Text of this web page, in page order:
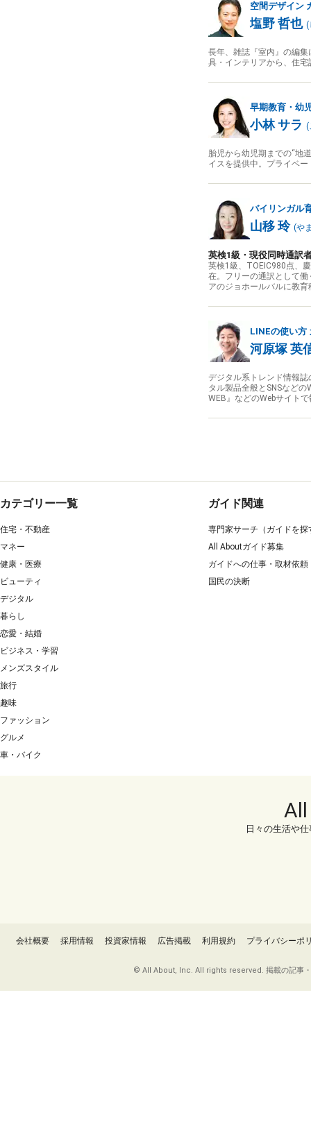
空間デザイン
塩野 哲也 (
長年、雑誌『室内』の編
具・インテリアから、住
早期教育・幼
小林 サラ (
胎児から幼児期までの“地
イスを提供中。プライベ
バイリンガル
山移 玲 (や
英検1級・現役同時通訳
英検1級、TOEIC980点、
在。フリーの通訳として
アのジョホールバルに教育
LINEの使い方
河原塚 英
デジタル系トレンド情報
タル製品全般とSNSなど
WEB』などのWebサイト
カテゴリー一覧
住宅・不動産
マネー
健康・医療
ビューティ
デジタル
暮らし
恋愛・結婚
ビジネス・学習
メンズスタイル
旅行
趣味
ファッション
グルメ
車・バイク
ガイド関連
専門家サーチ（ガイドを探
All Aboutガイド募集
ガイドへの仕事・取材依頼
国民の決断
日々の生活や
会社概要 採用情報 投資家情報 広告掲載 利用規約 プライバシーポ
© All About, Inc. All rights reserved. 掲載の記事・